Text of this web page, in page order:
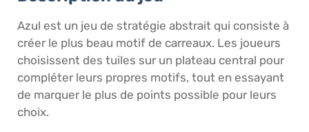
Azul est un jeu de stratégie abstrait qui consiste à
créer le plus beau motif de carreaux. Les joueurs
choisissent des tuiles sur un plateau central pour
compléter leurs propres motifs, tout en essayant
de marquer le plus de points possible pour leurs
choix.